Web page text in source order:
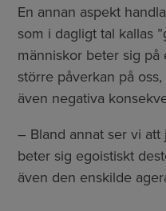
En annan aspekt
som i dagligt tal kallas
människor beter sig
större påverkan på
även negativa
– Bland annat ser vi
beter sig egoistiskt
även den enskilde